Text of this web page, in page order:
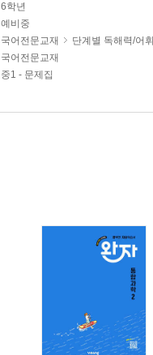
6학년
예비중
국어전문교재
단계별 독해력/어
국어전문교재
중1 - 문제집